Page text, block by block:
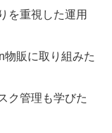
を重視した運用
物販に取り組みた
ク管理も学びた